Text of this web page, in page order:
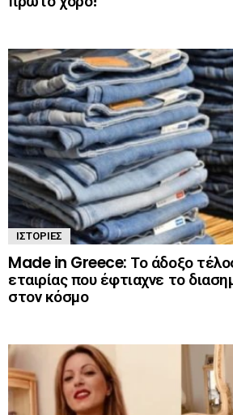
ΙΣΤΟΡΊΕΣ
Made in Greece: Το άδοξο
εταιρίας που έφτιαχνε το
στον κόσμο